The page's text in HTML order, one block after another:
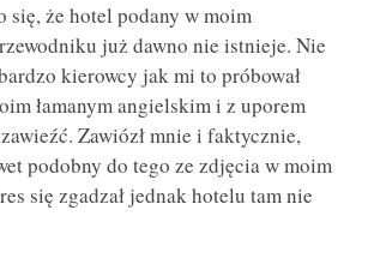
się, że hotel podany w moim
już dawno nie istnieje. Nie
kierowcy jak mi to próbował
łamanym angielskim i z uporem
Zawiózł mnie i faktycznie,
podobny do tego ze zdjęcia w moim
się zgadzał jednak hotelu tam nie